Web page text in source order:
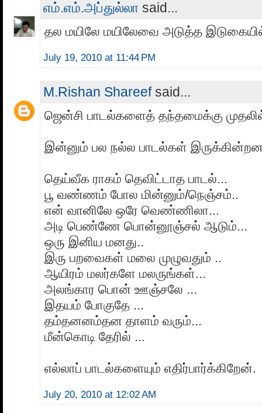
எம்.எம்.அப்துல்லா said...
தல மயிலே மயிலேவை அடுத்த
July 19, 2010 at 11:44 PM
M.Rishan Shareefsaid...
ஜென்சி பாடல்களைத் தந்தமைக்கு
இன்னும் பல நல்ல பாடல்கள்
தெய்வீக ராகம் தெவிட்டாத பாடல்...
பூ வண்ணம் போல மின்னும்/நெஞ்சம்..
என் வானிலே ஒரே வெண்ணிலா...
அடி பெண்ணே பொன்னூஞ்சல் ஆடும்...
ஒரு இனிய மனது..
இரு பறவைகள் மலை முழுவதும் ..
ஆயிரம் மலர்களே மலருங்கள்...
அலங்கார பொன் ஊஞ்சலே ...
இதயம் போகுதே ...
தம்தனனம்தன தாளம் வரும்...
மீன்கொடி தேரில் ...
எல்லாப் பாடல்களையும் எதிர்பார்க்கிறேன்.
July 20, 2010 at 12:02 AM